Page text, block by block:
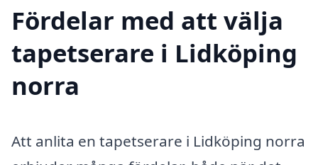
Fördelar med att välja
tapetserare i Lidköping
norra
Att anlita en tapetserare i Lidköping norra